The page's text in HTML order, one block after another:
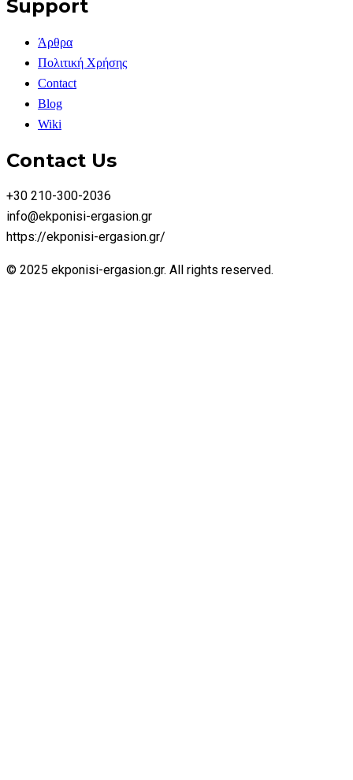
Support
Άρθρα
Πολιτική Χρήσης
Contact
Blog
Wiki
Contact Us
+30 210-300-2036
info@ekponisi-ergasion.gr
https://ekponisi-ergasion.gr/
© 2025 ekponisi-ergasion.gr. All rights reserved.